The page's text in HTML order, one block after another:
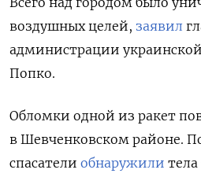
воздушных целей, заявил
администрации
Попко.
Обломки одной из ракет
в Шевченковском районе.
спасатели обнаружили